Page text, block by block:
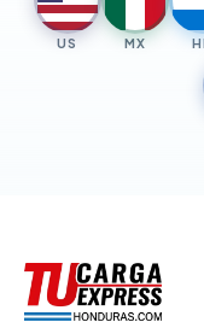
US MX